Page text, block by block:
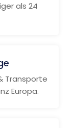
als 24
Transporte
Europa.